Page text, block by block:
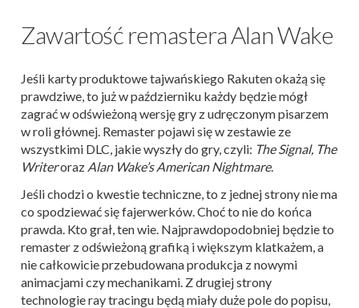
Zawartość remastera Alan Wake
Jeśli karty produktowe tajwańskiego Rakuten okażą się
prawdziwe, to już w październiku każdy będzie mógł
zagrać w odświeżoną wersję gry z udręczonym pisarzem
w roli głównej. Remaster pojawi się w zestawie ze
wszystkimi DLC, jakie wyszły do gry, czyli: The Signal, The
Writeroraz Alan Wake’s American Nightmare.
Jeśli chodzi o kwestie techniczne, to z jednej strony nie ma
co spodziewać się fajerwerków. Choć to nie do końca
prawda. Kto grał, ten wie. Najprawdopodobniej będzie to
remaster z odświeżoną grafiką i większym klatkażem, a
nie całkowicie przebudowana produkcja z nowymi
animacjami czy mechanikami. Z drugiej strony
technologie ray tracingu będą miały duże pole do popisu,